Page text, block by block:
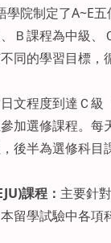
學院制定了A~E
Ｂ課程為中級、
同的學習目標，
文程度到達Ｃ級
加選修課程。每
後半為選修科目
課程： 主要針
留學試驗中各項